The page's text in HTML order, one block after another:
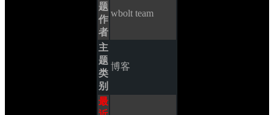
题
作
者
wbolt team
主
题
类
别
博客
最